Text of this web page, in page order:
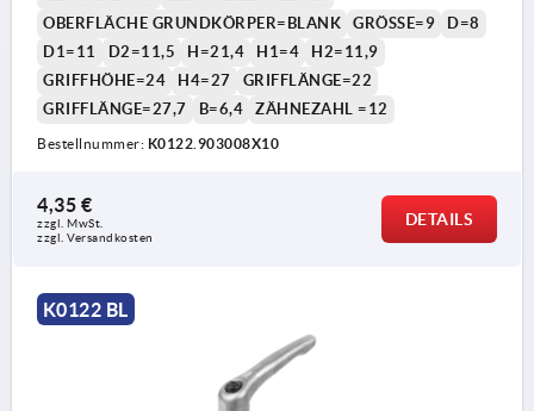
OBERFLÄCHE GRUNDKÖRPER=BLANK
GRÖSSE=9
D=8
D1=11
D2=11,5 H=21,4 H1=4
H2=11,9
GRIFFHÖHE=24
H4=27
GRIFFLÄNGE=22
GRIFFLÄNGE=27,7
B=6,4 ZÄHNEZAHL =12
Bestellnummer: K0122.903008X10
4,35 €
zzgl. MwSt.
zzgl. Versandkosten
DETAILS
K0122 BL